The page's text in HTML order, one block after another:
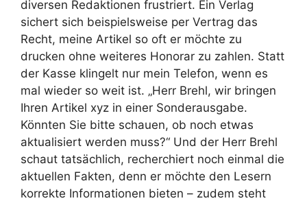
diversen Redaktionen frustriert. Ein Verlag
sichert sich beispielsweise per Vertrag das
Recht, meine Artikel so oft er möchte zu
drucken ohne weiteres Honorar zu zahlen. Statt
der Kasse klingelt nur mein Telefon, wenn es
mal wieder so weit ist. „Herr Brehl, wir bringen
Ihren Artikel xyz in einer Sonderausgabe.
Könnten Sie bitte schauen, ob noch etwas
aktualisiert werden muss?“ Und der Herr Brehl
schaut tatsächlich, recherchiert noch einmal die
aktuellen Fakten, denn er möchte den Lesern
korrekte Informationen bieten – zudem steht